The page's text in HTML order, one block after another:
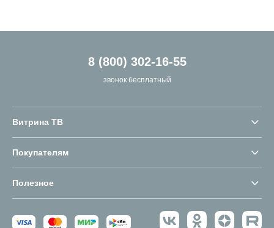
8 (800) 302-16-55
звонок бесплатный
Витрина ТВ
Покупателям
Полезное